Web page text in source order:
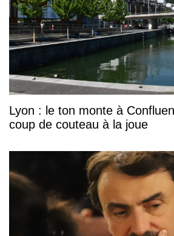
Lyon : le ton monte à
coup de couteau à la joue